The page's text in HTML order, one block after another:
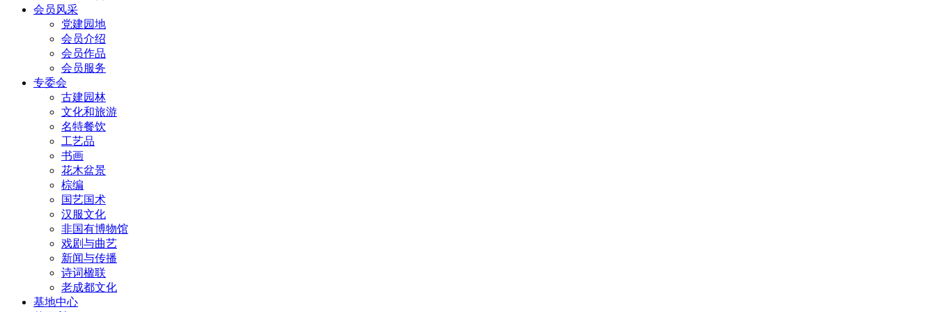
会员风采
党建园地
会员介绍
会员作品
会员服务
专委会
古建园林
文化和旅游
名特餐饮
工艺品
书画
花木盆景
棕编
国艺国术
汉服文化
非国有博物馆
戏剧与曲艺
新闻与传播
诗词楹联
老成都文化
基地中心